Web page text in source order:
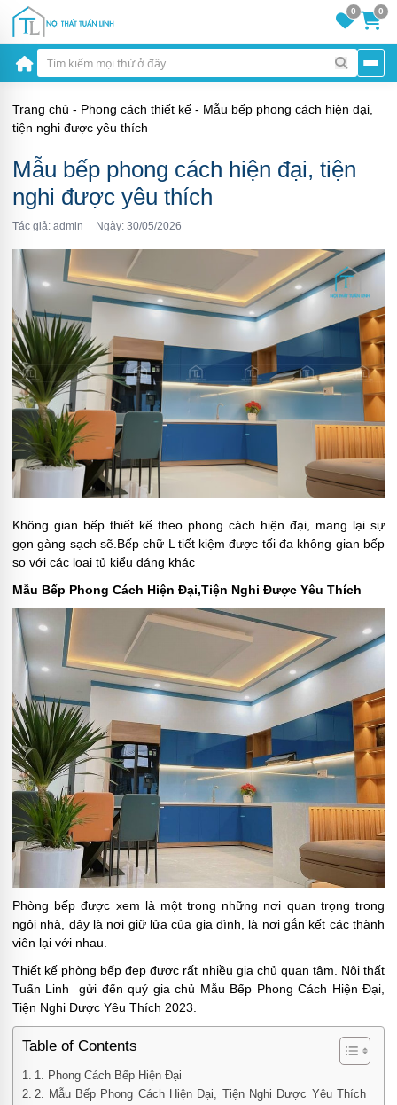
0 0
Trang chủ - Phong cách thiết kế - Mẫu bếp phong cách hiện đại,
tiện nghi được yêu thích
Mẫu bếp phong cách hiện đại, tiện
nghi được yêu thích
Tác giả: admin Ngày: 30/05/2026
Không gian bếp thiết kế theo phong cách hiện đại, mang lại sự
gọn gàng sạch sẽ.Bếp chữ L tiết kiệm được tối đa không gian bếp
so với các loại tủ kiểu dáng khác
Mẫu Bếp Phong Cách Hiện Đại,Tiện Nghi Được Yêu Thích
Phòng bếp được xem là một trong những nơi quan trọng trong
ngôi nhà, đây là nơi giữ lửa của gia đình, là nơi gắn kết các thành
viên lại với nhau.
Thiết kế phòng bếp đẹp được rất nhiều gia chủ quan tâm. Nội thất
Tuấn Linh gửi đến quý gia chủ Mẫu Bếp Phong Cách Hiện Đại,
Tiện Nghi Được Yêu Thích 2023.
Table of Contents
1. Phong Cách Bếp Hiện Đại
2. Mẫu Bếp Phong Cách Hiện Đại, Tiện Nghi Được Yêu Thích